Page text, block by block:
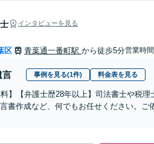
インタビューを見る
区 青葉通一番町駅 から徒歩5分営業時
言 事例を見る(1件) 料金表を見る
料】【弁護士歴28年以上】司法書士や税
書作成など、何でもお任せください。